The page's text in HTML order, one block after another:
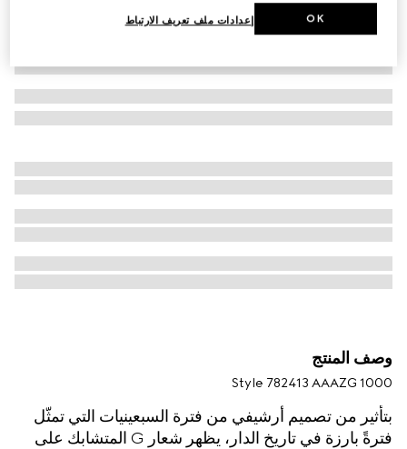
وصف المنتج
Style ‎782413 AAAZG 1000
بتأثير من تصميم أرشيفي من فترة السبعينيات التي تمثّل
فترةً بارزة في تاريخ الدار، يظهر شعار G المتشابك على
إعدادات ملف تعريف الارتباط OK